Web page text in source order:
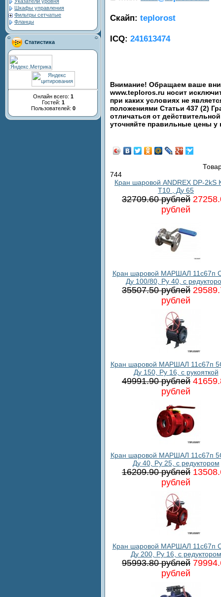
Шкафы управления
Фильтры сетчатые
Фланцы
Статистика
Онлайн всего: 1
Гостей: 1
Пользователей: 0
Скайп: teplorost
ICQ: 241613474
Внимание! Обращаем ваше
www.teploros.ru носит
при каких условиях не
положениями Статьи 437 (2)
отличаться от
уточняйте правильные цены
744
Кран шаровой ANDREX DP-2kS
T10 , Ду 65
32709.60 рублей
рублей
Кран шаровой МАРШАЛ 11с67п
Ду 100/80, Ру 40, с
35507.50 рублей
рублей
Кран шаровой МАРШАЛ 11с67п
Ду 150, Ру 16, с рукояткой
49991.90 рублей
рублей
Кран шаровой МАРШАЛ 11с67п
Ду 40, Ру 25, с редуктором
16209.90 рублей
рублей
Кран шаровой МАРШАЛ 11с67п
Ду 200, Ру 16, с редуктором
95993.80 рублей
рублей